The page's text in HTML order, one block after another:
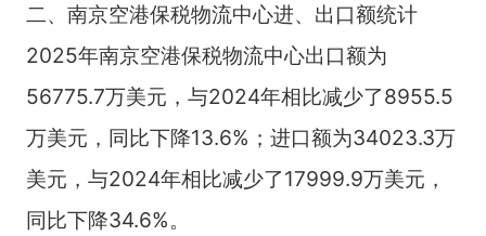
二、南京空港保税物流中心进、出口额统计
2025年南京空港保税物流中心出口额为
56775.7万美元，与2024年相比减少了8955.5
万美元，同比下降13.6%；进口额为34023.3万
美元，与2024年相比减少了17999.9万美元，
同比下降34.6%。